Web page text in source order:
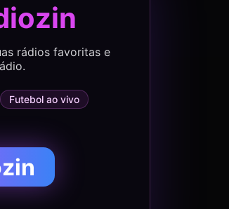
rádios favoritas e
Futebol ao vivo